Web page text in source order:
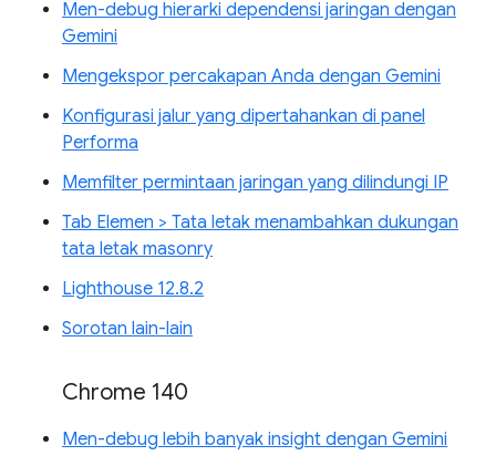
Men-debug hierarki dependensi jaringan dengan
Gemini
Mengekspor percakapan Anda dengan Gemini
Konfigurasi jalur yang dipertahankan di panel
Performa
Memfilter permintaan jaringan yang dilindungi IP
Tab Elemen > Tata letak menambahkan dukungan
tata letak masonry
Lighthouse 12.8.2
Sorotan lain-lain
Chrome 140
Men-debug lebih banyak insight dengan Gemini